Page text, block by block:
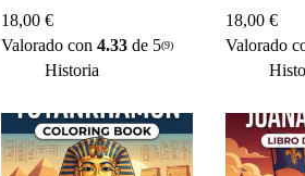
18,00 €
Valorado con 4.33de 5(9)
Historia
18,00€
Valorado